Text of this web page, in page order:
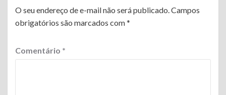
O seu endereço de e-mail não será publicado. Campos
obrigatórios são marcados com*
Comentário *